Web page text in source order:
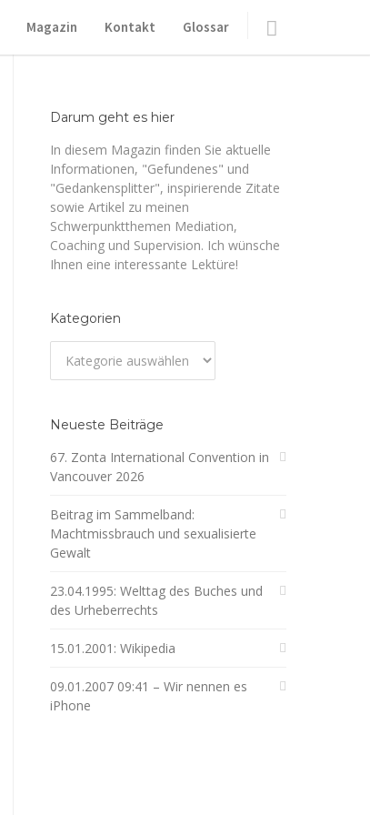
Magazin Kontakt Glossar
Darum geht es hier
In diesem Magazin finden Sie aktuelle
Informationen, "Gefundenes" und
"Gedankensplitter", inspirierende Zitate
sowie Artikel zu meinen
Schwerpunktthemen Mediation,
Coaching und Supervision. Ich wünsche
Ihnen eine interessante Lektüre!
Kategorien
Neueste Beiträge
67. Zonta International Convention in
Vancouver 2026
Beitrag im Sammelband:
Machtmissbrauch und sexualisierte
Gewalt
23.04.1995: Welttag des Buches und
des Urheberrechts
15.01.2001: Wikipedia
09.01.2007 09:41 – Wir nennen es
iPhone